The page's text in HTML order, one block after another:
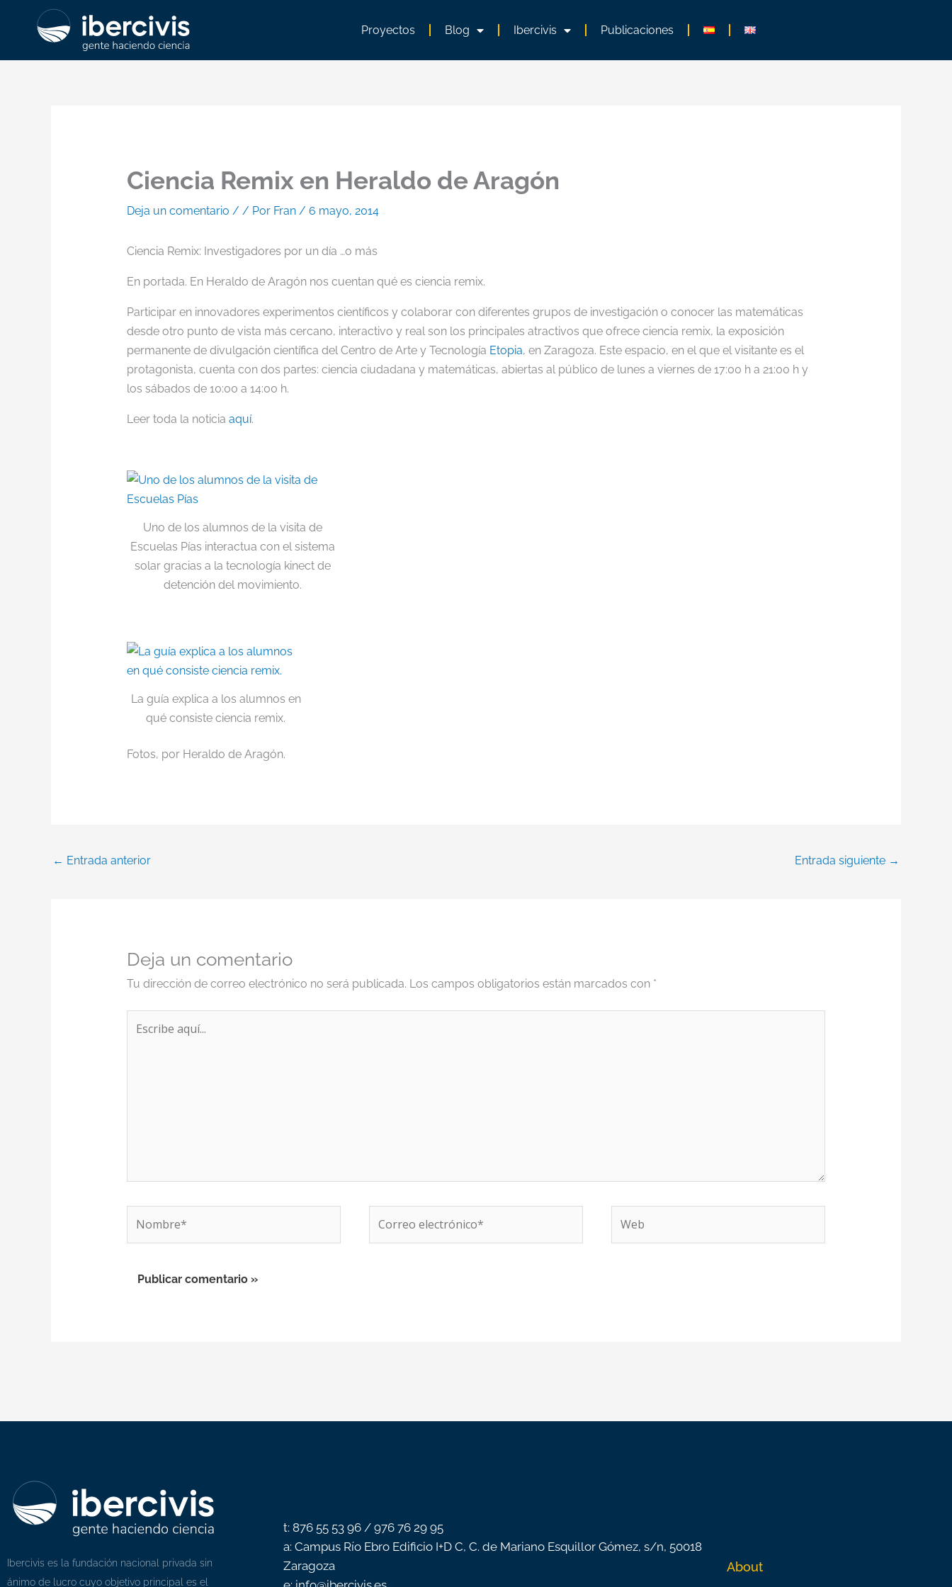
contenido
Proyectos Blog Ibercivis Publicaciones
Ciencia Remix en Heraldo de Aragón
Deja un comentario / / Por Fran / 6 mayo, 2014
Ciencia Remix: Investigadores por un día …o más
En portada. En Heraldo de Aragón nos cuentan qué es ciencia remix.
Participar en innovadores experimentos científicos y colaborar con diferentes grupos de investigación o conocer las matemáticas
desde otro punto de vista más cercano, interactivo y real son los principales atractivos que ofrece ciencia remix, la exposición
permanente de divulgación científica del Centro de Arte y Tecnología Etopia, en Zaragoza. Este espacio, en el que el visitante es el
protagonista, cuenta con dos partes: ciencia ciudadana y matemáticas, abiertas al público de lunes a viernes de 17:00 h a 21:00 h y
los sábados de 10:00 a 14:00 h.
Leer toda la noticia aquí.
Uno de los alumnos de la visita de
Escuelas Pías interactua con el sistema
solar gracias a la tecnología kinect de
detención del movimiento.
La guía explica a los alumnos en
qué consiste ciencia remix.
Fotos, por Heraldo de Aragón.
← Entrada anterior Entrada siguiente →
Deja un comentario
Tu dirección de correo electrónico no será publicada. Los campos obligatorios están marcados con *
Ibercivis es la fundación nacional privada sin
ánimo de lucro cuyo objetivo principal es el
t: 876 55 53 96 / 976 76 29 95
a: Campus Río Ebro Edificio I+D C, C. de Mariano Esquillor Gómez, s/n, 50018
Zaragoza
About